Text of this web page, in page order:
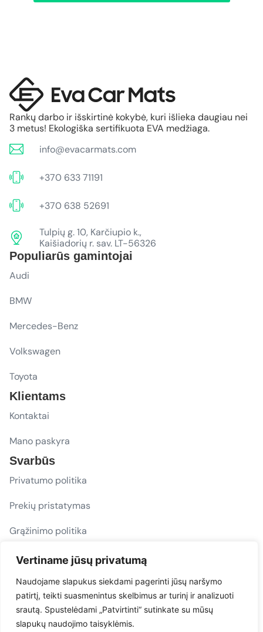
Vertiname jūsų privatumą
Naudojame slapukus siekdami pagerinti jūsų naršymo
patirtį, teikti suasmenintus skelbimus ar turinį ir analizuoti
srautą. Spustelėdami „Patvirtinti“ sutinkate su mūsų
slapukų naudojimo taisyklėmis.
Rankų darbo ir išskirtinė kokybė, kuri išlieka daugiau nei
3 metus! Ekologiška sertifikuota EVA medžiaga.
info@evacarmats.com
+370 633 71191
+370 638 52691
Tulpių g. 10, Karčiupio k.,
Kaišiadorių r. sav. LT-56326
Populiarūs gamintojai
Audi
BMW
Mercedes-Benz
Volkswagen
Toyota
Klientams
Kontaktai
Mano paskyra
Svarbūs
Privatumo politika
Prekių pristatymas
Grąžinimo politika
D. U. K.
Sekite mus
evacarmats
© Copyright 2026 | Eva Car Mats